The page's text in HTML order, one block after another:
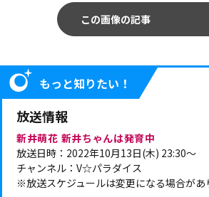
この画像の記事
もっと知りたい！
放送情報
新井萌花 新井ちゃんは発育中
放送日時：2022年10月13日(木) 23:30～
チャンネル：V☆パラダイス
※放送スケジュールは変更になる場合があ